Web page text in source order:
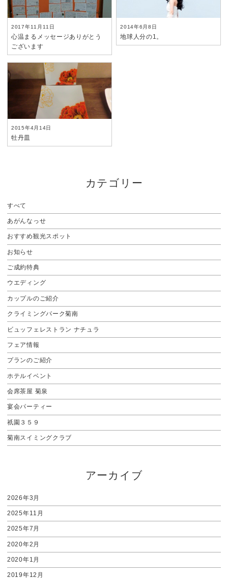
2017年11月11日
心温まるメッセージありがとう
ございます
2014年6月8日
地球人分の1。
2015年4月14日
牡丹皿
カテゴリー
すべて
あがんなっせ
おすすめ観光スポット
お知らせ
ご成約特典
ウエディング
カップルのご紹介
クライミングパーク菊南
ビュッフェレストラン ナチュラ
フェア情報
プランのご紹介
ホテルイベント
会席茶屋 菊泉
宴会パーティー
祇園３５９
菊南スイミングクラブ
アーカイブ
2026年3月
2025年11月
2025年7月
2020年2月
2020年1月
2019年12月